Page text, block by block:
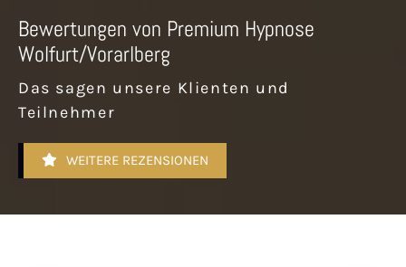
Bewertungen von Premium Hypnose
Wolfurt/Vorarlberg
Das sagen unsere Klienten und
Teilnehmer
WEITERE REZENSIONEN